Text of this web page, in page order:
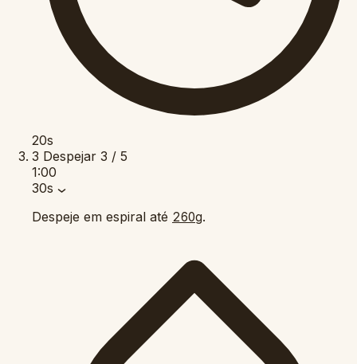
20s
3 Despejar 3 / 5
1:00
30s
Despeje em espiral até 260g.